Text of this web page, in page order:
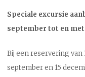
Speciale excursie
september tot en met
Bij een reservering van
september en 15